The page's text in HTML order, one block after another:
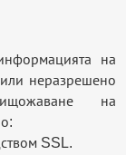
на
неразрешено
на
SSL.